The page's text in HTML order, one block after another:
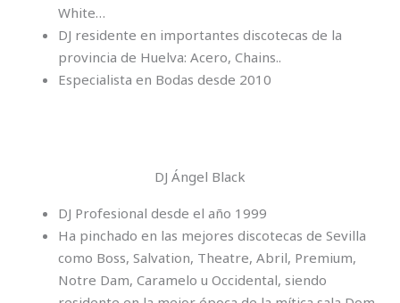
White…
DJ residente en importantes discotecas de la
provincia de Huelva: Acero, Chains..
Especialista en Bodas desde 2010
DJ Ángel Black​
DJ Profesional desde el año 1999
Ha pinchado en las mejores discotecas de Sevilla
como Boss, Salvation, Theatre, Abril, Premium,
Notre Dam, Caramelo u Occidental, siendo